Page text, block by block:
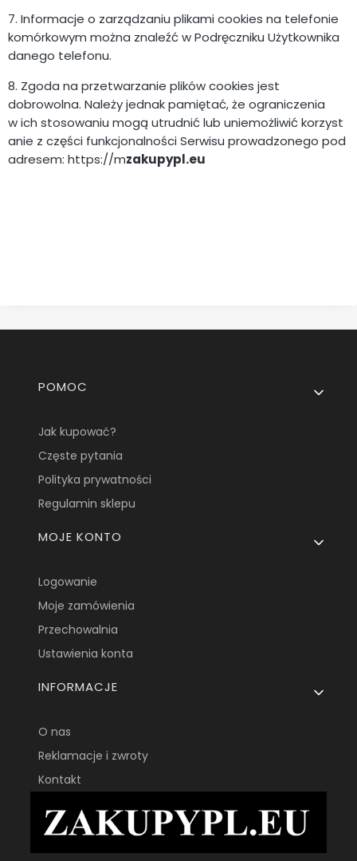
7. Informacje o zarządzaniu plikami cookies na telefonie
komórkowym można znaleźć w Podręczniku Użytkownika
danego telefonu.
8. Zgoda na przetwarzanie plików cookies jest
dobrowolna. Należy jednak pamiętać, że ograniczenia
w ich stosowaniu mogą utrudnić lub uniemożliwić korzyst
anie z części funkcjonalności Serwisu prowadzonego pod
adresem: https://mzakupypl.eu
Linki w stopce
POMOC
Jak kupować?
Częste pytania
Polityka prywatności
Regulamin sklepu
MOJE KONTO
Logowanie
Moje zamówienia
Przechowalnia
Ustawienia konta
INFORMACJE
O nas
Reklamacje i zwroty
Kontakt